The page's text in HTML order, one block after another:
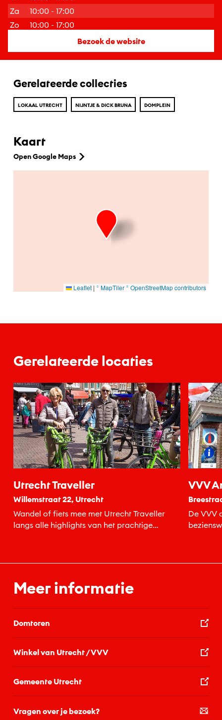
Za
10:00 - 17:00
Zo
10:00 - 17:00
Bezoek de website
Gerelateerde collecties
LOKAAL UTRECHT NIJNTJE & DICK BRUNA DOMPLEIN
Kaart
Open Google Maps
Leaflet | © MapTiler© OpenStreetMap contributors
Gerelateerde locaties
Utrecht Traveller
Willemstraat 22, Utrecht
Wandel of fiets mee met Utrecht Traveller
langs alle highlights van het prachtige
VVV
De VVV
Meer informatie
Domtoren
Winkel van Utrecht / VVV
Gemeente Utrecht
Vragen over je bezoek?